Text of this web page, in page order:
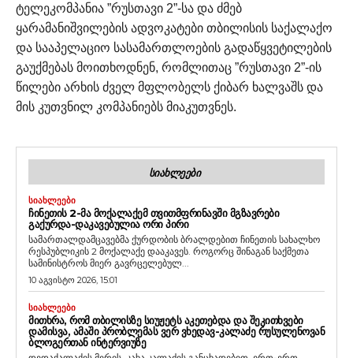
ტელეკომპანია ”რუსთავი 2”-სა და ძმებ
ყარამანიშვილების ადვოკატები თბილისის საქალაქო
და სააპელაციო სასამართლოების გადაწყვეტილების
გაუქმებას მოითხოდნენ, რომლითაც ”რუსთავი 2”-ის
წილები არხის ძველ მფლობელს ქიბარ ხალვაშს და
მის კუთვნილ კომპანიებს მიაკუთვნეს.
ᲡᲘᲐᲮᲚᲔᲔᲑᲘ
ᲡᲘᲐᲮᲚᲔᲔᲑᲘ
ᲩᲘᲜᲔᲗᲘᲡ 2-ᲛᲐ ᲛᲝᲥᲐᲚᲐᲥᲔᲛ ᲗᲕᲘᲗᲛᲤᲠᲘᲜᲐᲕᲨᲘ ᲛᲒᲖᲐᲕᲠᲔᲑᲘ
ᲒᲐᲥᲣᲠᲓᲐ-ᲓᲐᲙᲐᲕᲔᲑᲣᲚᲘᲐ ᲝᲠᲘ ᲞᲘᲠᲘ
სამართალდამცავებმა ქურდობის ბრალდებით ჩინეთის სახალხო
რესპუბლიკის 2 მოქალაქე დააკავეს. როგორც შინაგან საქმეთა
სამინისტროს მიერ გავრცელებულ...
10 აგვისტო 2026, 15:01
ᲡᲘᲐᲮᲚᲔᲔᲑᲘ
ᲛᲘᲗᲮᲠᲐ, ᲠᲝᲛ ᲗᲑᲘᲚᲘᲡᲖᲔ ᲡᲘᲣᲟᲔᲢᲡ ᲐᲙᲔᲗᲔᲑᲓᲐ ᲓᲐ ᲨᲔᲙᲘᲗᲮᲕᲔᲑᲘ
ᲓᲐᲛᲘᲡᲕᲐ, ᲐᲛᲐᲨᲘ ᲞᲠᲝᲑᲚᲔᲛᲐᲡ ᲕᲔᲠ ᲕᲮᲔᲓᲐᲕ-ᲙᲐᲚᲐᲫᲔ ᲠᲣᲡᲣᲚᲔᲜᲝᲕᲐᲜ
ᲑᲚᲝᲒᲔᲠᲗᲐᲜ ᲘᲜᲢᲔᲠᲕᲘᲣᲖᲔ